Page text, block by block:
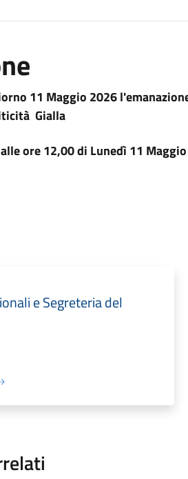
11 Maggio 2026 l
Gialla
lle ore 12,00 di Lunedì 11
e Segreteria del